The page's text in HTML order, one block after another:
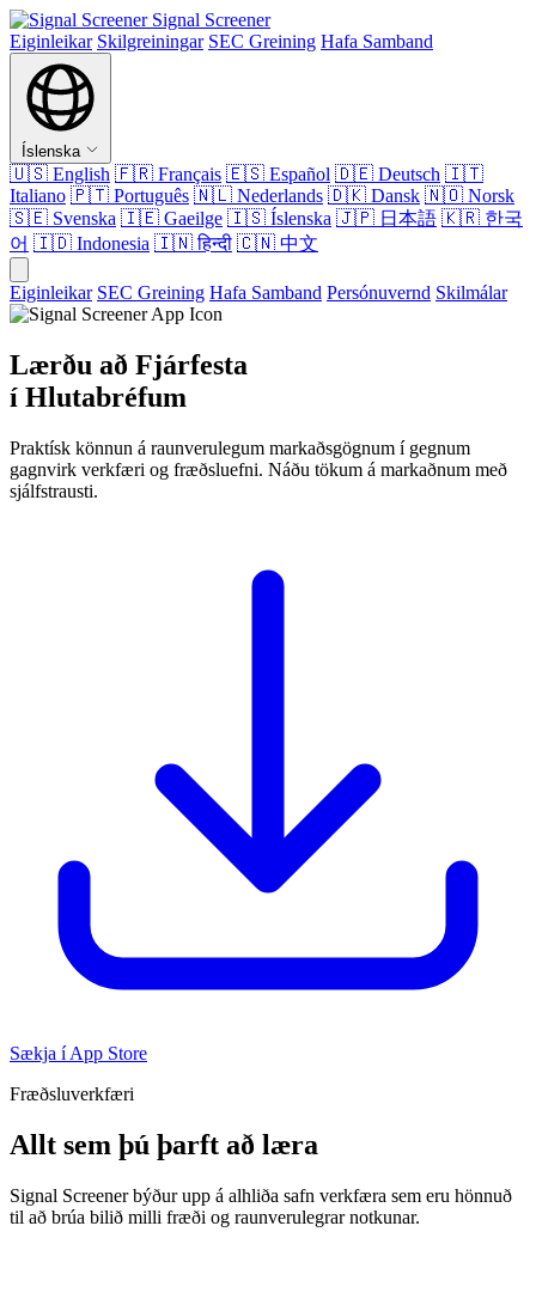
Signal Screener
Eiginleikar Skilgreiningar SEC Greining Hafa Samband
Íslenska
🇺🇸 English 🇫🇷 Français 🇪🇸 Español 🇩🇪 Deutsch 🇮🇹
Italiano 🇵🇹 Português 🇳🇱 Nederlands 🇩🇰 Dansk 🇳🇴 Norsk
🇸🇪 Svenska 🇮🇪 Gaeilge 🇮🇸 Íslenska 🇯🇵 日本語 🇰🇷 한국
어 🇮🇩 Indonesia 🇮🇳हिन्दी 🇨🇳 中文
Eiginleikar SEC Greining Hafa Samband Persónuvernd Skilmálar
Lærðu að Fjárfesta
í Hlutabréfum
Praktísk könnun á raunverulegum markaðsgögnum í gegnum
gagnvirk verkfæri og fræðsluefni. Náðu tökum á markaðnum með
sjálfstrausti.
Sækja í App Store
Fræðsluverkfæri
Allt sem þú þarft að læra
Signal Screener býður upp á alhliða safn verkfæra sem eru hönnuð
til að brúa bilið milli fræði og raunverulegrar notkunar.